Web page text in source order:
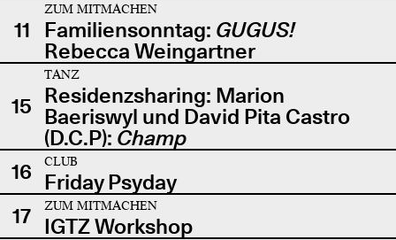
11
ZUM MITMACHEN
Familiensonntag: GUGUS!
Rebecca Weingartner
15
TANZ
Residenzsharing: Marion
Baeriswyl und David Pita Castro
(D.C.P): Champ
16
CLUB
Friday Psyday
17
ZUM MITMACHEN
IGTZ Workshop